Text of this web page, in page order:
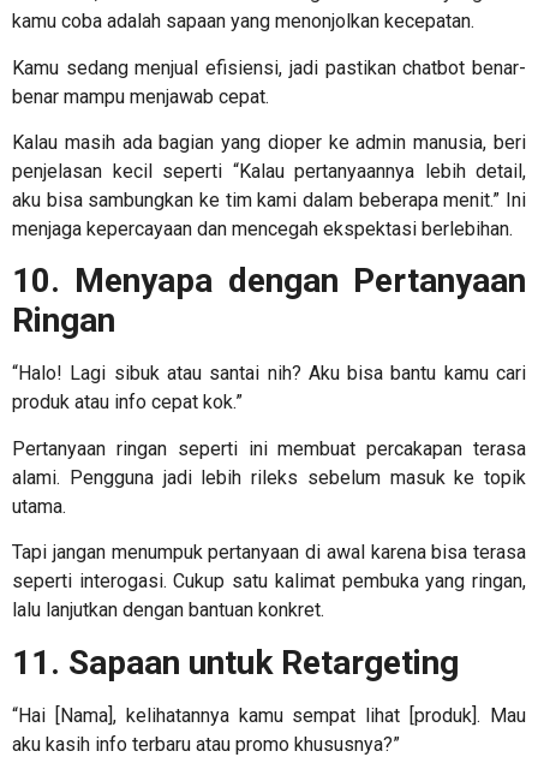
kamu coba adalah sapaan yang menonjolkan kecepatan.
Kamu sedang menjual efisiensi, jadi pastikan chatbot benar-
benar mampu menjawab cepat.
Kalau masih ada bagian yang dioper ke admin manusia, beri
penjelasan kecil seperti “Kalau pertanyaannya lebih detail,
aku bisa sambungkan ke tim kami dalam beberapa menit.” Ini
menjaga kepercayaan dan mencegah ekspektasi berlebihan.
10. Menyapa dengan Pertanyaan
Ringan
“Halo! Lagi sibuk atau santai nih? Aku bisa bantu kamu cari
produk atau info cepat kok.”
Pertanyaan ringan seperti ini membuat percakapan terasa
alami. Pengguna jadi lebih rileks sebelum masuk ke topik
utama.
Tapi jangan menumpuk pertanyaan di awal karena bisa terasa
seperti interogasi. Cukup satu kalimat pembuka yang ringan,
lalu lanjutkan dengan bantuan konkret.
11. Sapaan untuk Retargeting
“Hai [Nama], kelihatannya kamu sempat lihat [produk]. Mau
aku kasih info terbaru atau promo khususnya?”